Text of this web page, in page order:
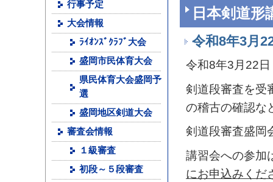
日本剣道形
令和8年3月
令和8年3月22
剣道段審査を受
の稽古の確認な
剣道段審査盛岡
講習会への参加
にお申込みくだ
行事予定
大会情報
ﾗｲｵﾝｽﾞｸﾗﾌﾞ大会
盛岡市民体育大会
県民体育大会盛岡予
選
盛岡地区剣道大会
審査会情報
１級審査
初段～５段審査